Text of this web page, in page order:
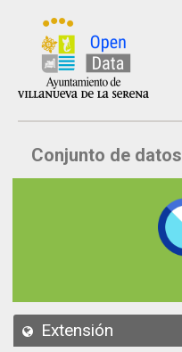
Inicio
Datos
API
Conjunto de datos
Extensión